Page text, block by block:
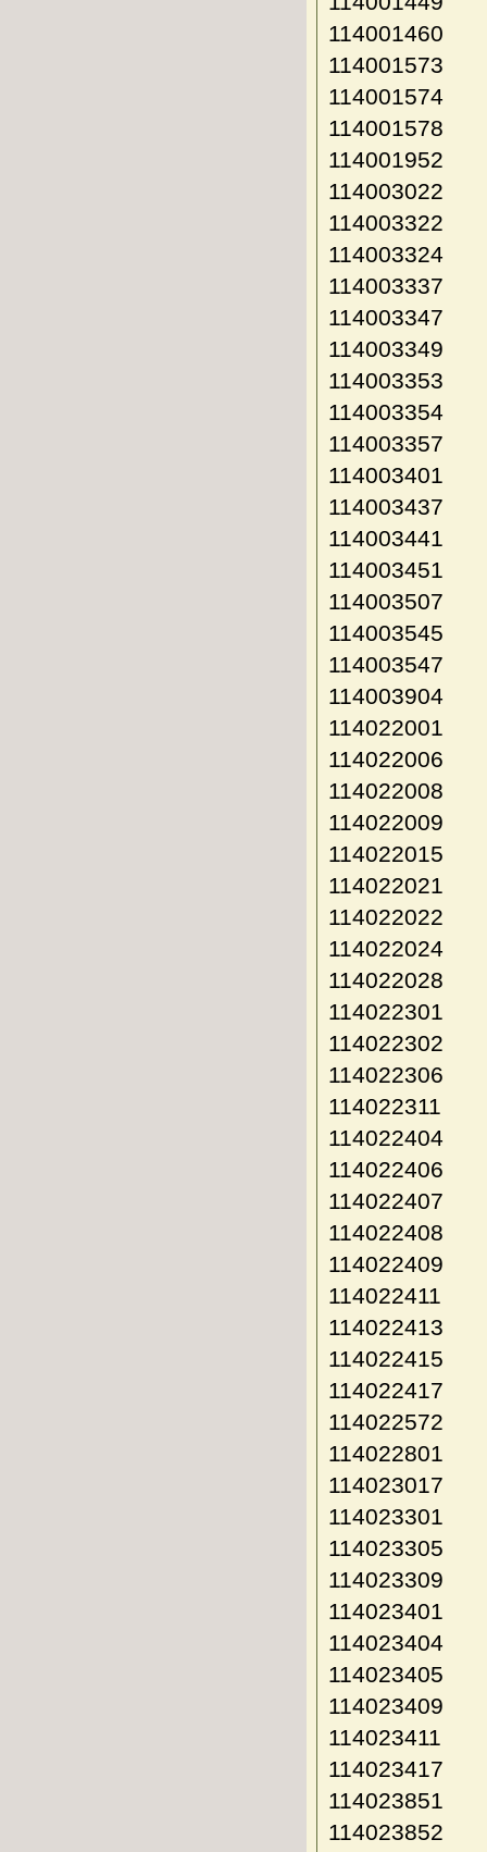
114001460
114001573
114001574
114001578
114001952
114003022
114003322
114003324
114003337
114003347
114003349
114003353
114003354
114003357
114003401
114003437
114003441
114003451
114003507
114003545
114003547
114003904
114022001
114022006
114022008
114022009
114022015
114022021
114022022
114022024
114022028
114022301
114022302
114022306
114022311
114022404
114022406
114022407
114022408
114022409
114022411
114022413
114022415
114022417
114022572
114022801
114023017
114023301
114023305
114023309
114023401
114023404
114023405
114023409
114023411
114023417
114023851
114023852